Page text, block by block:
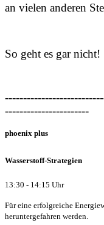
an vielen anderen
So geht es gar nicht!
-----------------------
phoenix plus
Wasserstoff-Strategien
13:30 - 14:15 Uhr
Für eine erfolgreiche
heruntergefahren werden.